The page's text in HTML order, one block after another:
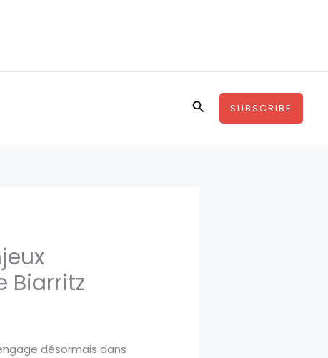
Rechercher
SUBSCRIBE
Biarritz
désormais dans